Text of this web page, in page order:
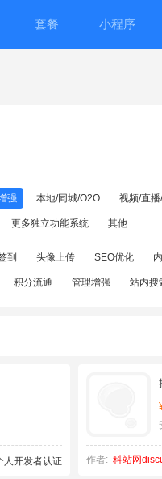
套餐 小程序
强 本地/同城/O2O 视频/直
更多独立功能系统 其他
到 头像上传 SEO优化
积分流通 管理增强 站内搜
作者: 科站网